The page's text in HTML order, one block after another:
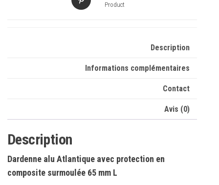
Product
Description
Informations complémentaires
Contact
Avis (0)
Description
Dardenne alu Atlantique avec protection en
composite surmoulée 65 mm L